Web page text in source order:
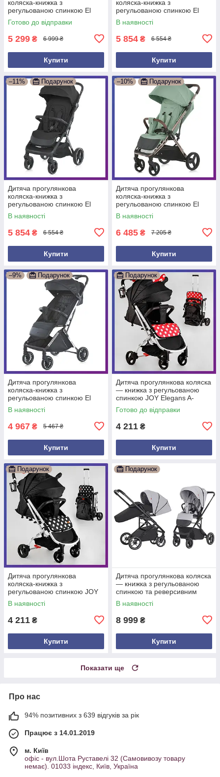
коляска-книжка з
регульованою спинкою El
Camino ME 1118 MUSE Khaki
Green Зелений
Готово до відправки
5 299 ₴ 6 999 ₴
Купити
коляска-книжка з
регульованою спинкою El
Camino ME 1127-B BEYA
Vintage Plum Бордовий
В наявності
5 854 ₴ 6 554 ₴
Купити
–11% Подарунок
Дитяча прогулянкова
коляска-книжка з
регульованою спинкою El
Camino ME 1127-B BEYA
Black Чорний
В наявності
5 854 ₴ 6 554 ₴
Купити
–10% Подарунок
Дитяча прогулянкова
коляска-книжка з
регульованою спинкою El
Camino ME 1192 AXIS Sage
Green Зелений
В наявності
6 485 ₴ 7 205 ₴
Купити
–9% Подарунок
Дитяча прогулянкова
коляска-книжка з
регульованою спинкою El
Camino ME 1129 LINK
Чорний
В наявності
4 967 ₴ 5 467 ₴
Купити
Подарунок
Дитяча прогулянкова коляска
— книжка з регульованою
спинкою JOY Elegans A-
12295 чорна з червоним
Готово до відправки
4 211 ₴
Купити
Подарунок
Дитяча прогулянкова
коляска-книжка з
регульованою спинкою JOY
Elegans A-43081 чорна з
білим
В наявності
4 211 ₴
Купити
Подарунок
Дитяча прогулянкова коляска
— книжка з регульованою
спинкою та реверсивним
блоком CARRELLO Alfa CRL-
5508 BF Feather Grey сіра
В наявності
8 999 ₴
Купити
Показати ще
Про нас
94% позитивних з 639 відгуків за рік
Працює з 14.01.2019
м. Київ
офіс - вул.Шота Руставелі 32 (Самовивозу товару
немає). 01033 індекс, Київ, Україна